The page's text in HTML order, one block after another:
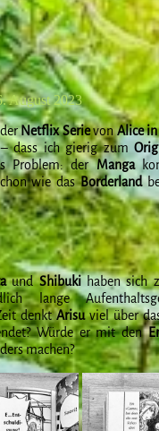
August 2023
Netflix SerievonAlice
dass ich gierig zum
Problem: derManga
wie dasBorderland
undShibukihaben sich
lange
denktArisuviel über
Würde er mit den
machen?